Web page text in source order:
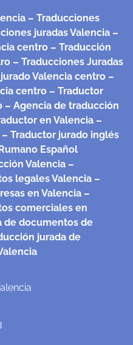
– Traducciones
juradas Valencia –
centro – Traducción
– Traducciones Juradas
Valencia centro –
centro – Traductor
– Agencia de traducción
en Valencia –
– Traductor jurado inglés
Español
Valencia –
legales Valencia –
en Valencia –
comerciales en
de documentos de
jurada de